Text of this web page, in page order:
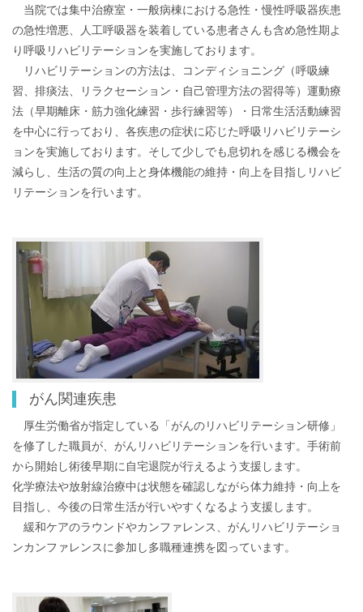
当院では集中治療室・一般病棟における急性・慢性呼吸器疾患
の急性増悪、人工呼吸器を装着している患者さんも含め急性期よ
り呼吸リハビリテーションを実施しております。
リハビリテーションの方法は、コンディショニング（呼吸練
習、排痰法、リラクセーション・自己管理方法の習得等）運動療
法（早期離床・筋力強化練習・歩行練習等）・日常生活活動練習
を中心に行っており、各疾患の症状に応じた呼吸リハビリテーシ
ョンを実施しております。そして少しでも息切れを感じる機会を
減らし、生活の質の向上と身体機能の維持・向上を目指しリハビ
リテーションを行います。
がん関連疾患
厚生労働省が指定している「がんのリハビリテーション研修」
を修了した職員が、がんリハビリテーションを行います。手術前
から開始し術後早期に自宅退院が行えるよう支援します。
化学療法や放射線治療中は状態を確認しながら体力維持・向上を
目指し、今後の日常生活が行いやすくなるよう支援します。
緩和ケアのラウンドやカンファレンス、がんリハビリテーショ
ンカンファレンスに参加し多職種連携を図っています。